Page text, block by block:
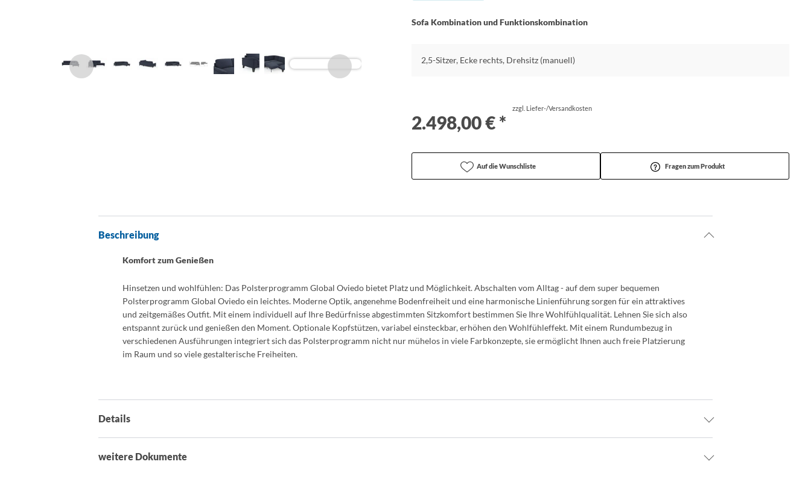
Sofa Kombination und Funktionskombination
2,5-Sitzer, Ecke rechts, Drehsitz (manuell)
2.498,00 € *
zzgl. Liefer-/Versandkosten
Auf die Wunschliste Fragen zum Produkt
Beschreibung
Komfort zum Genießen
Hinsetzen und wohlfühlen: Das Polsterprogramm Global Oviedo bietet Platz und Möglichkeit. Abschalten vom Alltag - auf dem super bequemen
Polsterprogramm Global Oviedo ein leichtes. Moderne Optik, angenehme Bodenfreiheit und eine harmonische Linienführung sorgen für ein attraktives
und zeitgemäßes Outfit. Mit einem individuell auf Ihre Bedürfnisse abgestimmten Sitzkomfort bestimmen Sie Ihre Wohlfühlqualität. Lehnen Sie sich also
entspannt zurück und genießen den Moment. Optionale Kopfstützen, variabel einsteckbar, erhöhen den Wohlfühleffekt. Mit einem Rundumbezug in
verschiedenen Ausführungen integriert sich das Polsterprogramm nicht nur mühelos in viele Farbkonzepte, sie ermöglicht Ihnen auch freie Platzierung
im Raum und so viele gestalterische Freiheiten.
Details
weitere Dokumente